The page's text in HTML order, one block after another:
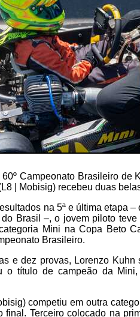
Campeonato Brasileiro de
| Mobisig) recebeu duas
na 5ª e última etapa
Brasil –, o jovem piloto
Mini na Copa Beto
Brasileiro.
e dez provas, Lorenzo
o título de campeão da
competiu em outra
final. Terceiro colocado na